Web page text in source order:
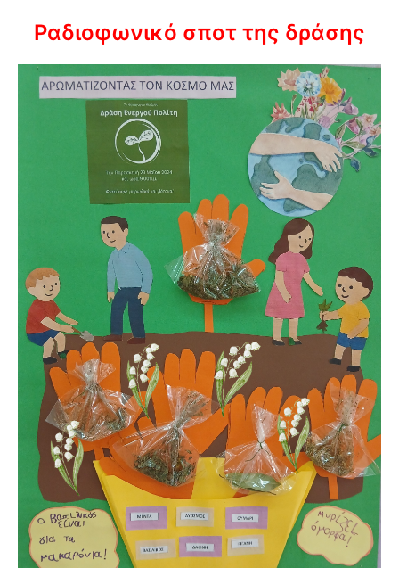
Ραδιοφωνικό σποτ της δράσης